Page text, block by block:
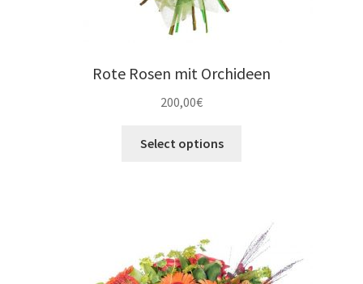
Rote Rosen mit Orchideen
200,00€
Select options